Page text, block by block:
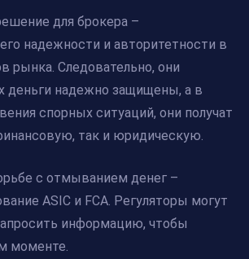
для брокера –
надежности и авторитетности в
рынка. Следовательно, они
деньги надежно защищены, а в
спорных ситуаций, они получат
так и юридическую.
с отмыванием денег –
ASIC и FCA. Регуляторы могут
информацию, чтобы
моменте.